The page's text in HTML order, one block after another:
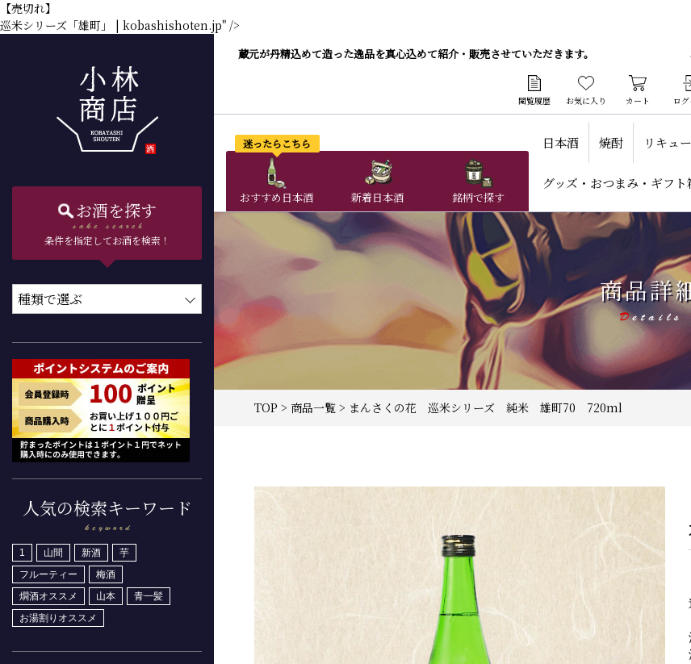
【売切れ】
巡米シリーズ「雄町」 | kobashishoten.jp" />
お酒を探す
条件を指定してお酒を検索！
人気の検索キーワード
1 山間 新酒
芋
フルーティー
梅酒
燗酒オススメ
山本
青一髪
お湯割りオススメ
蔵元が丹精込めて造った逸品を真心込めて紹介・販売させていただきます。
閲覧履歴 お気に入り カート ロ
おすすめ日本酒
迷ったらこちら
新着日本酒 銘柄で探す
日本酒 焼酎 リキュ
グッズ・おつまみ・ギフト
商品詳
TOP > 商品一覧 > まんさくの花 巡米シリーズ 純米 雄町70 720ml